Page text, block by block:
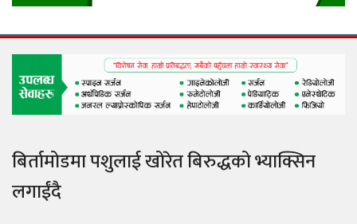
बिर्तामोडमा पशुलाई खोरेत बिरुद्धको भ्याक्सिन
लगाईंदै